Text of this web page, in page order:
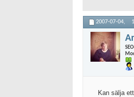
2007-07-04,
Kan sälja